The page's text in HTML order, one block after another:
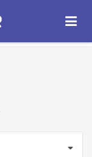
ОТКРЫТЬ